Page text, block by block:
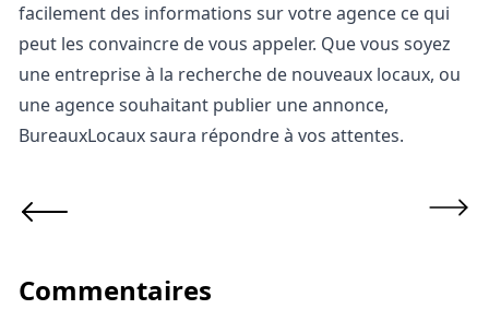
facilement des informations sur votre agence ce qui
peut les convaincre de vous appeler. Que vous soyez
une entreprise à la recherche de nouveaux locaux, ou
une agence souhaitant publier une annonce,
BureauxLocaux saura répondre à vos attentes.
Commentaires